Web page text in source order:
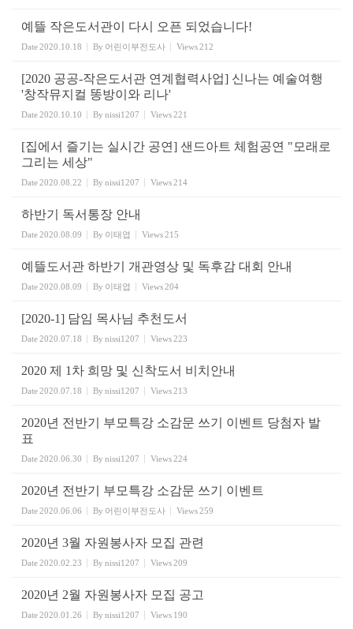
예뜰 작은도서관이 다시 오픈 되었습니다!
Date2020.10.18 By 어린이부전도사 Views212
[2020 공공-작은도서관 연계협력사업] 신나는 예술여행
'창작뮤지컬 똥방이와 리나'
Date2020.10.10 By nissi1207 Views221
[집에서 즐기는 실시간 공연] 샌드아트 체험공연 "모래로
그리는 세상"
Date2020.08.22 By nissi1207 Views214
하반기 독서통장 안내
Date2020.08.09 By 이태엽 Views215
예뜰도서관 하반기 개관영상 및 독후감 대회 안내
Date2020.08.09 By 이태엽 Views204
[2020-1] 담임 목사님 추천도서
Date2020.07.18 By nissi1207 Views223
2020 제 1차 희망 및 신착도서 비치안내
Date2020.07.18 By nissi1207 Views213
2020년 전반기 부모특강 소감문 쓰기 이벤트 당첨자 발
표
Date2020.06.30 By nissi1207 Views224
2020년 전반기 부모특강 소감문 쓰기 이벤트
Date2020.06.06 By 어린이부전도사 Views259
2020년 3월 자원봉사자 모집 관련
Date2020.02.23 By nissi1207 Views209
2020년 2월 자원봉사자 모집 공고
Date2020.01.26 By nissi1207 Views 190